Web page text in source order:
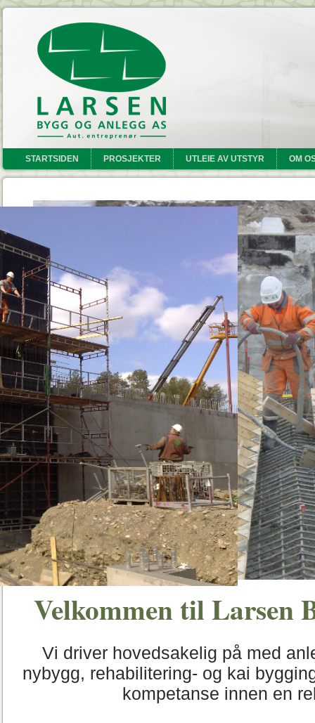
STARTSIDEN PROSJEKTER UTLEIE AV UTSTYR OM
Velkommen til Larsen
Vi driver hovedsakelig på med
nybygg, rehabilitering- og kai
kompetanse innen en